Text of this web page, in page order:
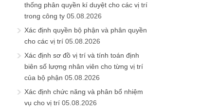
thống phân quyền kí duyệt cho các vị trí
trong công ty 05.08.2026
Xác định quyền bộ phận và phân quyền
cho các vị trí 05.08.2026
Xác định sơ đồ vị trí và tính toán định
biên số lượng nhân viên cho từng vị trí
của bộ phận 05.08.2026
Xác định chức năng và phân bổ nhiệm
vụ cho vị trí 05.08.2026